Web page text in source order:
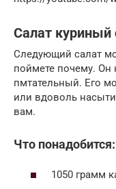
Салат куриный
Следующий салат
поймете почему. Он
пмтательный. Его
или вдоволь
вам.
Что понадобится:
1050 грамм